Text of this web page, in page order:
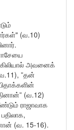
(வ.10)
அவனைக்
”தன்
(வ.12)
ராஜாவாக
(வ. 15-16).